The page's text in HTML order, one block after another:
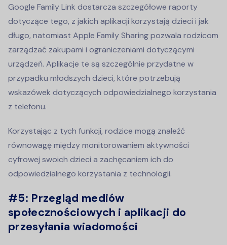
Google Family Link dostarcza szczegółowe raporty
dotyczące tego, z jakich aplikacji korzystają dzieci i jak
długo, natomiast Apple Family Sharing pozwala rodzicom
zarządzać zakupami i ograniczeniami dotyczącymi
urządzeń. Aplikacje te są szczególnie przydatne w
przypadku młodszych dzieci, które potrzebują
wskazówek dotyczących odpowiedzialnego korzystania
z telefonu.
Korzystając z tych funkcji, rodzice mogą znaleźć
równowagę między monitorowaniem aktywności
cyfrowej swoich dzieci a zachęcaniem ich do
odpowiedzialnego korzystania z technologii.
#5: Przegląd mediów
społecznościowych i aplikacji do
przesyłania wiadomości